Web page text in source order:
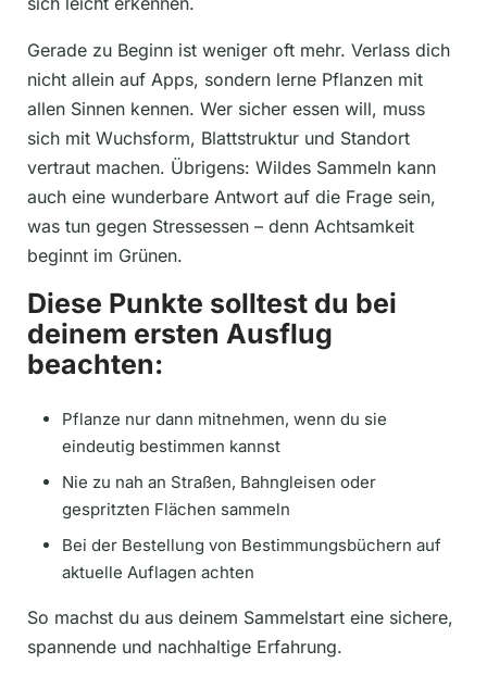
Gerade zu Beginn ist weniger oft mehr. Verlass dich
nicht allein auf Apps, sondern lerne Pflanzen mit
allen Sinnen kennen. Wer sicher essen will, muss
sich mit Wuchsform, Blattstruktur und Standort
vertraut machen. Übrigens: Wildes Sammeln kann
auch eine wunderbare Antwort auf die Frage sein,
was tun gegen Stressessen – denn Achtsamkeit
beginnt im Grünen.
Diese Punkte solltest du bei
deinem ersten Ausflug
beachten:
Pflanze nur dann mitnehmen, wenn du sie
eindeutig bestimmen kannst
Nie zu nah an Straßen, Bahngleisen oder
gespritzten Flächen sammeln
Bei der Bestellung von Bestimmungsbüchern auf
aktuelle Auflagen achten
So machst du aus deinem Sammelstart eine sichere,
spannende und nachhaltige Erfahrung.